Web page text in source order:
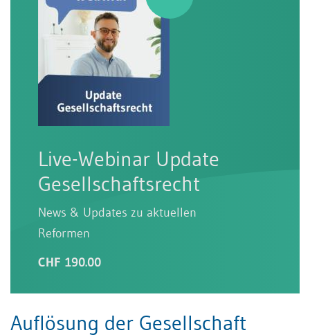
Live-Webinar Update
Gesellschaftsrecht
News & Updates zu aktuellen
Reformen
CHF 190.00
Auflösung der Gesellschaft